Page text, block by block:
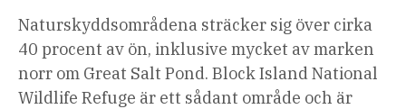
Naturskyddsområdena sträcker sig över cirka
40 procent av ön, inklusive mycket av marken
norr om Great Salt Pond. Block Island National
Wildlife Refuge är ett sådant område och är